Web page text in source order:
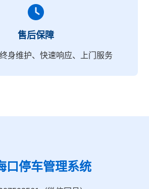
售后保障
身维护、快速响应、上门服务
口停车管理系统